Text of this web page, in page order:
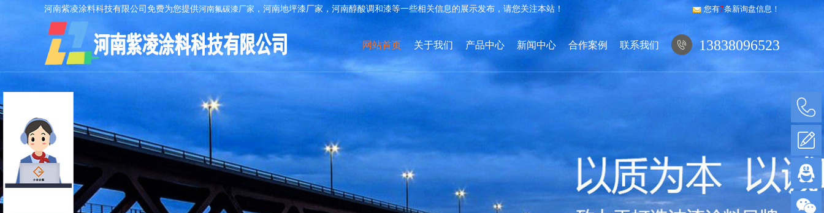
河南紫凌涂料科技有限公司免费为您提供河南氟碳漆厂家 ，河南地坪漆厂家，河南醇酸调和漆等一些相关信息的展示发布，请您关注本站！ 您有7条新询盘信息！
网站首页 关于我们 产品中心 新闻中心 合作案例 联系我们  13838096523